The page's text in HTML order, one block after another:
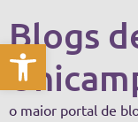
Abrir a
Blogs
o maior portal de